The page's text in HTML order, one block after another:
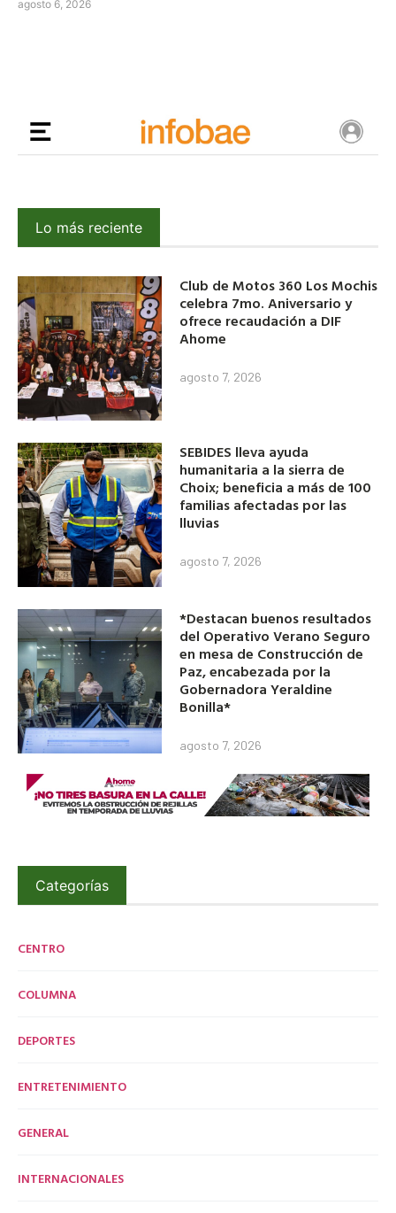
agosto 6, 2026
Lo más reciente
Club de Motos 360 Los Mochis
celebra 7mo. Aniversario y
ofrece recaudación a DIF
Ahome
agosto 7, 2026
SEBIDES lleva ayuda
humanitaria a la sierra de
Choix; beneficia a más de 100
familias afectadas por las
lluvias
agosto 7, 2026
*Destacan buenos resultados
del Operativo Verano Seguro
en mesa de Construcción de
Paz, encabezada por la
Gobernadora Yeraldine
Bonilla*
agosto 7, 2026
Categorías
CENTRO
COLUMNA
DEPORTES
ENTRETENIMIENTO
GENERAL
INTERNACIONALES